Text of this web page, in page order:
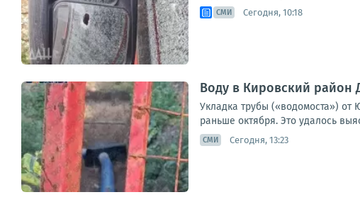
СМИ Сегодня, 10:18
Воду в Кировский район
Укладка трубы («водомоста»)
раньше октября. Это удалось
СМИ Сегодня, 13:23